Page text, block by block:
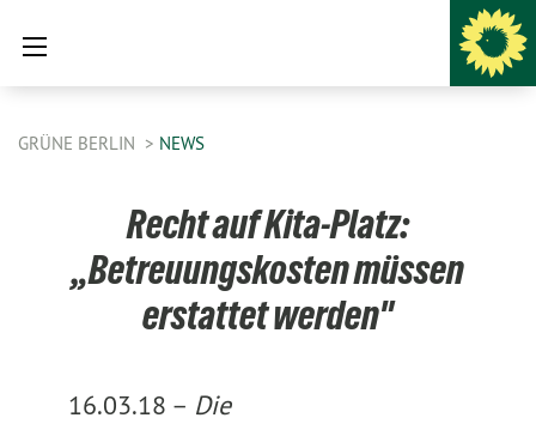
GRÜNE BERLIN NEWS
Recht auf Kita-Platz:
„Betreuungskosten müssen
erstattet werden"
16.03.18 – Die